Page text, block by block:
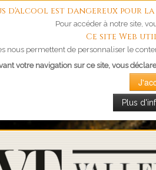
d'alcool est dangereux pour
Pour accéder à notre site,
Ce site Web
nous permettent de personnaliser le
votre navigation sur ce site, vous
Plus